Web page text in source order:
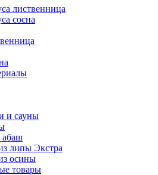
лиственница
сосна
и сауны
абаш
липы Экстра
осины
товары